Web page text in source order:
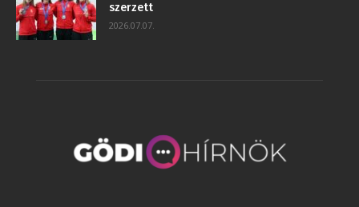
szerzett
2026.07.07.